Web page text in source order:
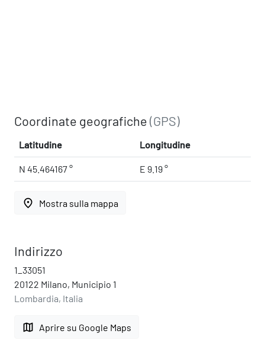
Coordinate geografiche(GPS)
Latitudine Longitudine
N 45.464167 ° E 9.19 °
place Mostra sulla mappa
Indirizzo
1_33051
20122 Milano, Municipio 1
Lombardia, Italia
map Aprire su Google Maps